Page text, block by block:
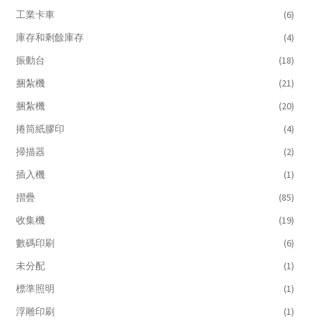
工業卡車
(6)
庫存和剩餘庫存
(4)
振動台
(18)
捆紮機
(21)
捆紮機
(20)
捲筒紙膠印
(4)
掃描器
(2)
插入機
(1)
摺疊
(85)
收集機
(19)
數碼印刷
(6)
未分配
(1)
標準照明
(1)
浮雕印刷
(1)